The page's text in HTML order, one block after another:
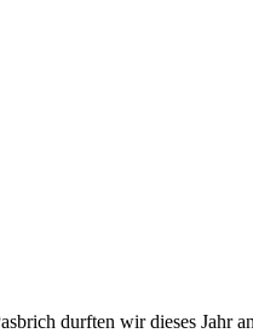
durften wir dieses